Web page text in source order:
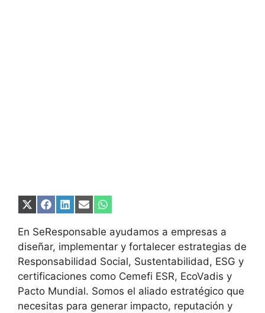
Compartir
X
(Twitter)
Compartir
Facebook
Compartir
LinkedIn
Compartir
Email
Compartir
WhatsApp
En SeResponsable ayudamos a empresas a
diseñar, implementar y fortalecer estrategias de
Responsabilidad Social, Sustentabilidad, ESG y
certificaciones como Cemefi ESR, EcoVadis y
Pacto Mundial. Somos el aliado estratégico que
necesitas para generar impacto, reputación y